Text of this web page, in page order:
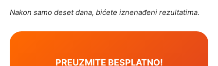
Nakon samo deset dana, bićete iznenađeni rezultatima.
PREUZMITE BESPLATNO!